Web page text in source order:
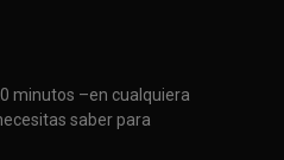
minutos –en cualquiera
saber para